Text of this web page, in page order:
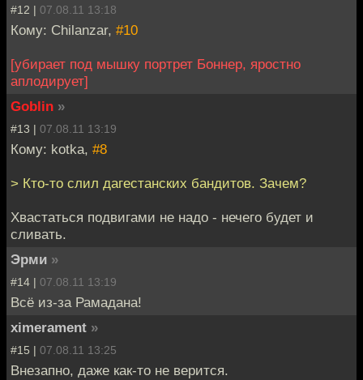
#12 | 07.08.11 13:18
Кому: Chilanzar, #10
[убирает под мышку портрет Боннер, яростно
аплодирует]
Goblin »
#13 | 07.08.11 13:19
Кому: kotka, #8
> Кто-то слил дагестанских бандитов. Зачем?
Хвастаться подвигами не надо - нечего будет и
сливать.
Эрми »
#14 | 07.08.11 13:19
Всё из-за Рамадана!
ximerament »
#15 | 07.08.11 13:25
Внезапно, даже как-то не верится.